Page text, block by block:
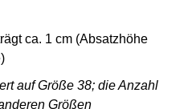
ca. 1 cm (Absatzhöhe
auf Größe 38; die Anzahl
Größen